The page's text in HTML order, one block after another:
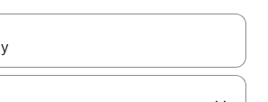
s'affichent, utilisez les flèches vers le